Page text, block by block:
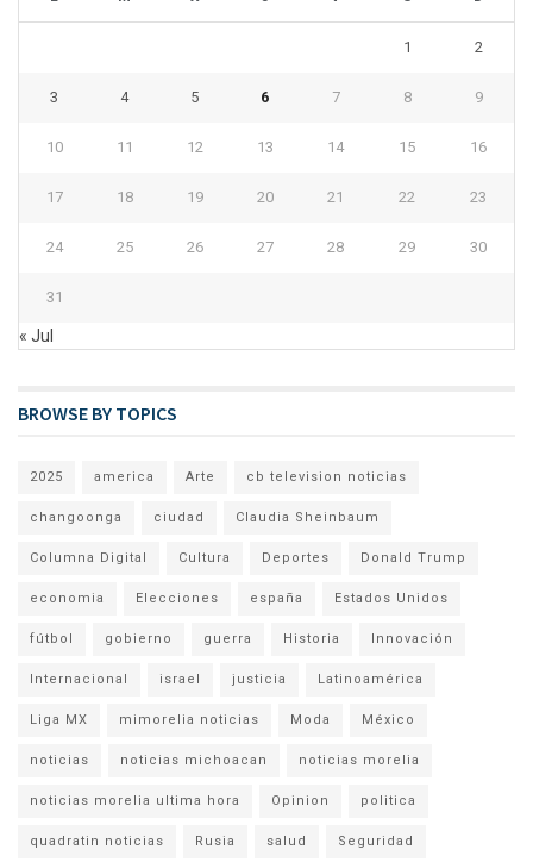
1 2
3 4 5 6 7 8 9
10 11 12 13 14 15 16
17 18 19 20 21 22 23
24 25 26 27 28 29 30
31
« Jul
BROWSE BY TOPICS
2025 america Arte cb television noticias
changoonga ciudad Claudia Sheinbaum
Columna Digital Cultura Deportes Donald Trump
economia Elecciones españa Estados Unidos
fútbol gobierno guerra Historia Innovación
Internacional israel justicia Latinoamérica
Liga MX mimorelia noticias Moda México
noticias noticias michoacan noticias morelia
noticias morelia ultima hora Opinion politica
quadratin noticias Rusia salud Seguridad